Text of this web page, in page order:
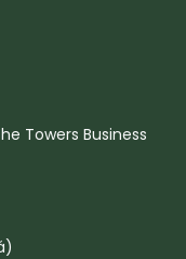
Towers Business